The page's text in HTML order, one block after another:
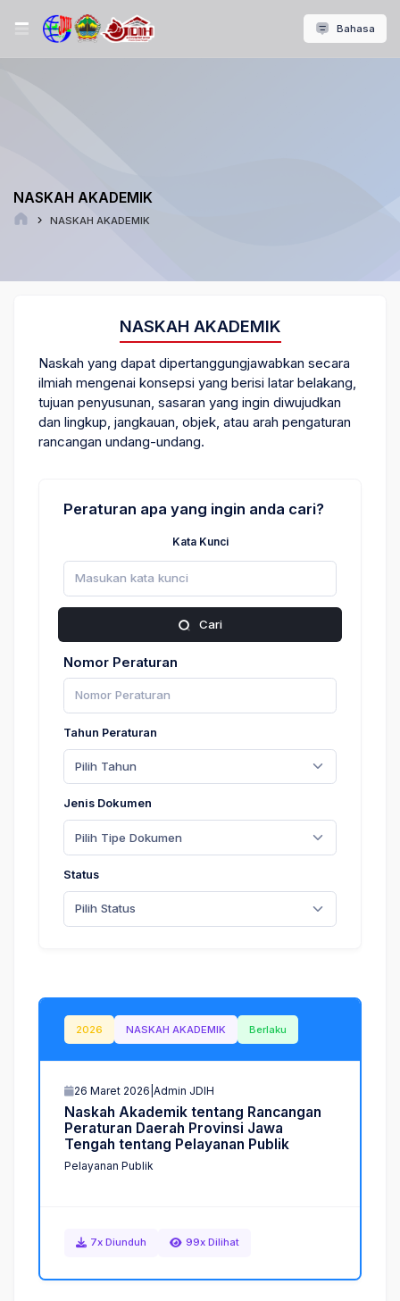
Bahasa
NASKAH AKADEMIK
NASKAH AKADEMIK
NASKAH AKADEMIK
Naskah yang dapat dipertanggungjawabkan secara
ilmiah mengenai konsepsi yang berisi latar belakang,
tujuan penyusunan, sasaran yang ingin diwujudkan
dan lingkup, jangkauan, objek, atau arah pengaturan
rancangan undang-undang.
Peraturan apa yang ingin anda cari?
Kata Kunci
Cari
Nomor Peraturan
Tahun Peraturan
Pilih Tahun
Jenis Dokumen
Pilih Tipe Dokumen
Status
Pilih Status
2026 NASKAH AKADEMIK Berlaku
26 Maret 2026 Admin JDIH
Naskah Akademik tentang Rancangan
Peraturan Daerah Provinsi Jawa
Tengah tentang Pelayanan Publik
Pelayanan Publik
7x Diunduh 99x Dilihat